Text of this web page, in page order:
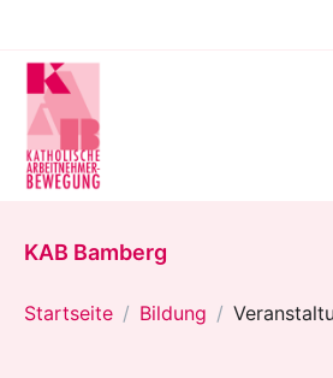
springen
KAB Bamberg
Startseite Bildung